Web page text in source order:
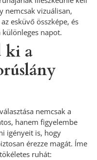
nemcsak vizuálisan,
esküvő összképe, és
napot.
ki a
nemcsak a
hanem figyelembe
igényeit is, hogy
érezze magát. Íme
ruhát: